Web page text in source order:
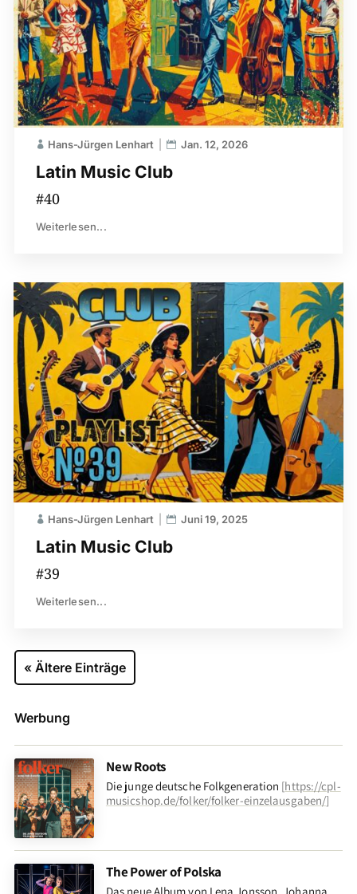
Latin Music Club
Hans-Jürgen Lenhart Jan. 12, 2026
#40
Weiterlesen...
Latin Music Club
Hans-Jürgen Lenhart Juni 19, 2025
#39
Weiterlesen...
« Ältere Einträge
Werbung
New Roots
Die junge deutsche Folkgeneration [https://cpl-
musicshop.de/folker/folker-einzelausgaben/]
The Power of Polska